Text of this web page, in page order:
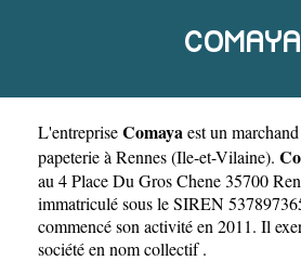
COMAYA
L'entrepriseComayaest un
papeterie à Rennes(Ile-et-Vilaine).
au 4 Place Du Gros Chene 35700
immatriculé sous le SIREN
commencé son activité en 2011. Il
société en nom collectif .